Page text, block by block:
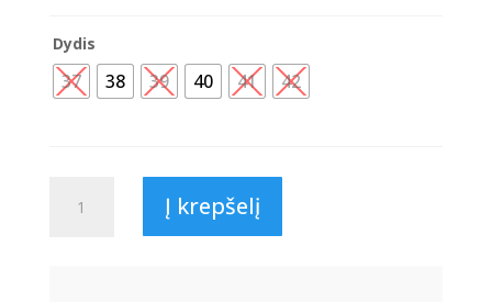
Dydis
37 38 39 40 41 42
kiekis:
Į krepšelį